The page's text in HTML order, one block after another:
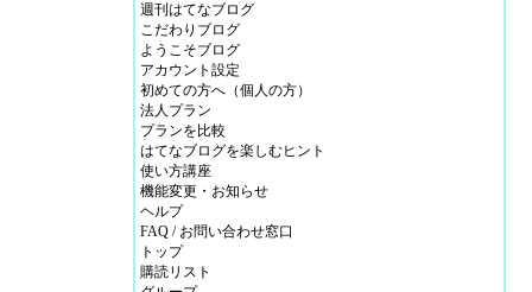
週刊はてなブログ
こだわりブログ
ようこそブログ
アカウント設定
初めての方へ（個人の方）
法人プラン
プランを比較
はてなブログを楽しむヒント
使い方講座
機能変更・お知らせ
ヘルプ
FAQ / お問い合わせ窓口
トップ
購読リスト